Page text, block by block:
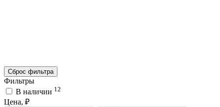
Сброс фильтра
Фильтры
В наличии 12
Цена, ₽